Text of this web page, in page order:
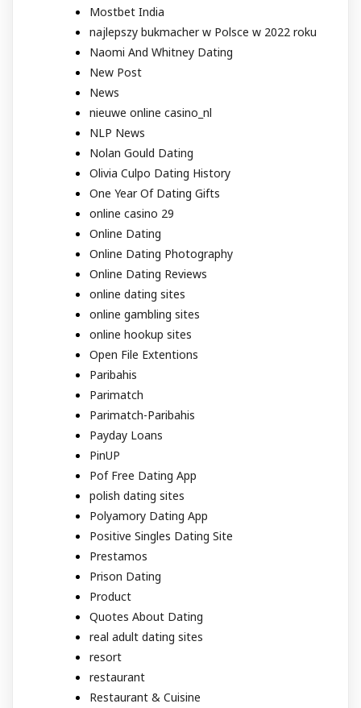
Mostbet India
najlepszy bukmacher w Polsce w 2022 roku
Naomi And Whitney Dating
New Post
News
nieuwe online casino_nl
NLP News
Nolan Gould Dating
Olivia Culpo Dating History
One Year Of Dating Gifts
online casino 29
Online Dating
Online Dating Photography
Online Dating Reviews
online dating sites
online gambling sites
online hookup sites
Open File Extentions
Paribahis
Parimatch
Parimatch-Paribahis
Payday Loans
PinUP
Pof Free Dating App
polish dating sites
Polyamory Dating App
Positive Singles Dating Site
Prestamos
Prison Dating
Product
Quotes About Dating
real adult dating sites
resort
restaurant
Restaurant & Cuisine